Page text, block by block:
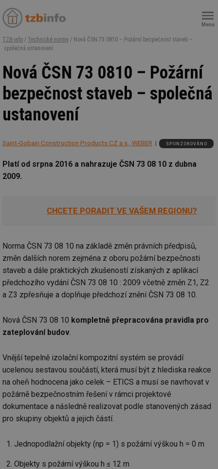
Menu
TZB-info / Technické normy / Nová ČSN 73 0810 – Požární bezpečnost staveb –
společná ustanovení
Nová ČSN 73 0810 – Požární
bezpečnost staveb – společná
ustanovení
Saint-Gobain Construction Products CZ a.s., WEBER SPONZOROVÁNO
Platí od srpna 2016 a nahrazuje ČSN 73 08 10 z dubna
2009.
CHCETE PORADIT VE VAŠEM REGIONU?
Norma ČSN 73 08 10 na základě změn právních předpisů,
změn dalších norem zejména z oboru požární bezpečnosti
staveb a dále praktických zkušeností získaných z aplikací
předchozího vydání ČSN 73 08 10 : 2009 včetně změn Z1, Z2
a Z3 zpřesňuje a doplňuje předchozí znění ČSN 73 08 10.
Nová ČSN 73 08 10 kompletně přepracována pravidla pro
zateplování budov.
Vnější tepelně izolační kompozitní systém se provádí
ucelenou sestavou součástí, která musí být z hlediska reakce
na oheň hodnocena jako celek – ETICS a musí se navrhovat v
požárně bezpečnostním řešení v rámci projektové
dokumentace a následně realizovat podle stanovených zásad
pro skupiny objektů a jejich částí.
Jednopodlažní objekty (np = 1) s požární výškou h = 0 m
Objekty s požární výškou h ≤ 12 m